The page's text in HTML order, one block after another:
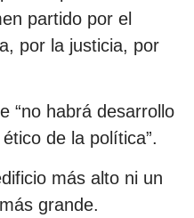
partido por el
por la justicia, por
“no habrá desarrollo
de la política”.
más alto ni un
grande.